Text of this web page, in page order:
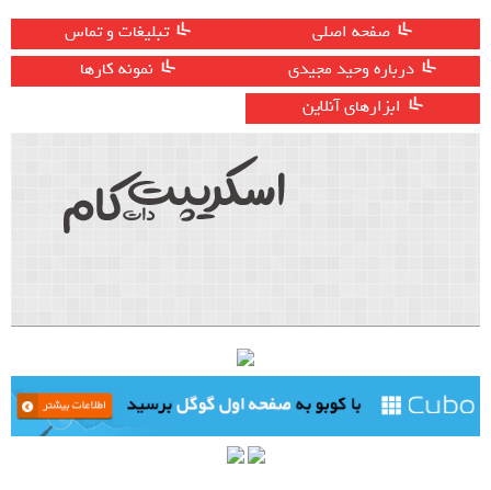
صفحه اصلی
تبلیغات و تماس
درباره وحید مجیدی
نمونه کارها
ابزارهای آنلاین